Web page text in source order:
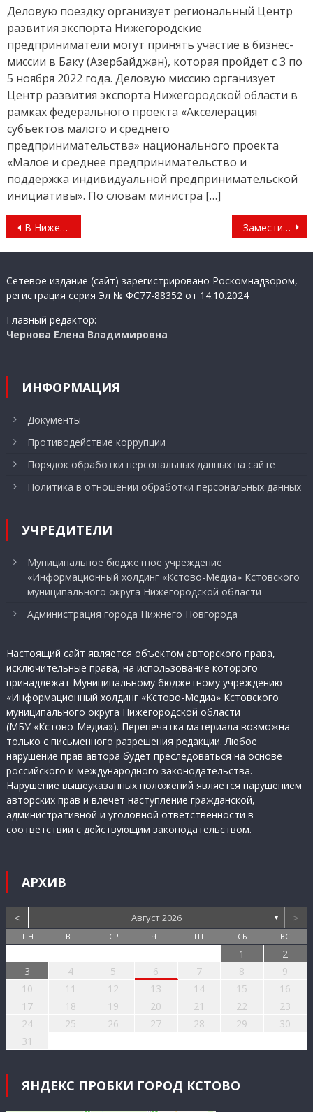
Деловую поездку организует региональный Центр
развития экспорта Нижегородские
предприниматели могут принять участие в бизнес-
миссии в Баку (Азербайджан), которая пройдет с 3 по
5 ноября 2022 года. Деловую миссию организует
Центр развития экспорта Нижегородской области в
рамках федерального проекта «Акселерация
субъектов малого и среднего
предпринимательства» национального проекта
«Малое и среднее предпринимательство и
поддержка индивидуальной предпринимательской
инициативы». По словам министра […]
Навигация
по
В Нижегородской области еще 11 учреждений культуры присоединились к программе «Пушкинская карта» Заместитель губернатора Нижегородской области Егор Поляков проведет личный прием граждан 25 августа
Сетевое издание (сайт) зарегистрировано Роскомнадзором,
регистрация серия Эл № ФС77-88352 от 14.10.2024
Главный редактор:
Чернова Елена Владимировна
ИНФОРМАЦИЯ
Документы
Противодействие коррупции
Порядок обработки персональных данных на сайте
Политика в отношении обработки персональных данных
УЧРЕДИТЕЛИ
Муниципальное бюджетное учреждение
«Информационный холдинг «Кстово-Медиа» Кстовского
муниципального округа Нижегородской области
Администрация города Нижнего Новгорода
Настоящий сайт является объектом авторского права,
исключительные права, на использование которого
принадлежат Муниципальному бюджетному учреждению
«Информационный холдинг «Кстово-Медиа» Кстовского
муниципального округа Нижегородской области
(МБУ «Кстово-Медиа»). Перепечатка материала возможна
только с письменного разрешения редакции. Любое
нарушение прав автора будет преследоваться на основе
российского и международного законодательства.
Нарушение вышеуказанных положений является нарушением
авторских прав и влечет наступление гражданской,
административной и уголовной ответственности в
соответствии с действующим законодательством.
АРХИВ
< Август 2026 ▼ >
ПН ВТ СР ЧТ ПТ СБ ВС
1
2
3
4 5 6 7 8
9
10
11 12 13 14 15
16
17
18 19 20 21 22
23
24
25 26 27 28 29
30
31
ЯНДЕКС ПРОБКИ ГОРОД КСТОВО